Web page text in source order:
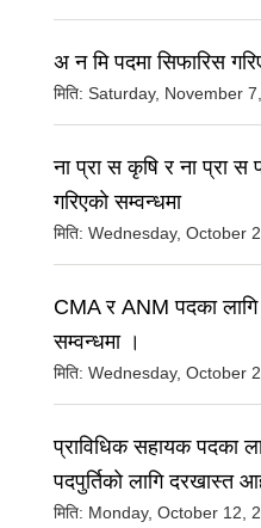
अ न मि पदमा सिफारिस
मिति: Saturday, November
ना प्रा स कृषि र ना प्रा स
गरिएकाे सम्वन्धमा
मिति: Wednesday, October
CMA र ANM पदका लागि
सम्वन्धमा ।
मिति: Wednesday, October
प्राविधिक सहायक पदका
पदपुर्तिकाे लागि दरखास्त
मिति: Monday, October 12,